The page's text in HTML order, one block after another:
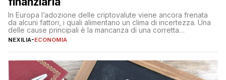
In Europa l’adozione delle criptovalute viene ancora frenata
da alcuni fattori, i quali alimentano un clima di incertezza. Una
delle cause principali è la mancanza di una corretta
educazione finanziaria, che impedisce ad una larga parte della
sulle criptovalute: […]
NEXILIA-ECONOMIA